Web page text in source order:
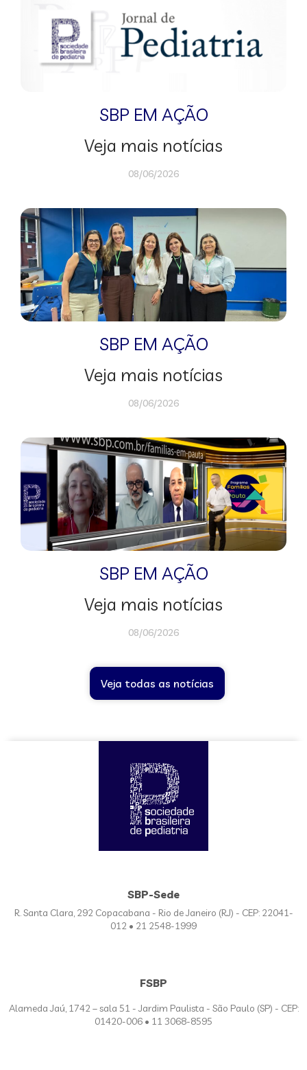
SBP EM AÇÃO
Veja mais notícias
08/06/2026
SBP EM AÇÃO
Veja mais notícias
08/06/2026
SBP EM AÇÃO
Veja mais notícias
08/06/2026
Veja todas as notícias
SBP-Sede
R. Santa Clara, 292 Copacabana - Rio de Janeiro (RJ) - CEP: 22041-
012 • 21 2548-1999
FSBP
Alameda Jaú, 1742 – sala 51 - Jardim Paulista - São Paulo (SP) - CEP:
01420-006 • 11 3068-8595